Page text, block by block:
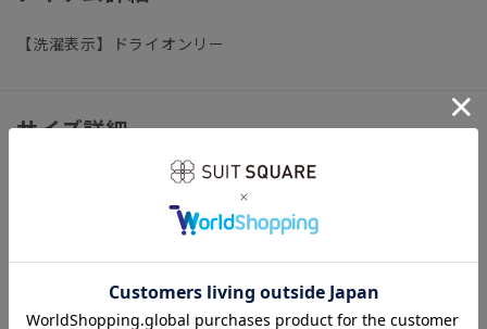
【洗濯表示】ドライオンリー
サイズ詳細
全長145.0cm 大剣幅8.0cm
※商品の仕上がりサイズ（出来上がり寸法）は上記のサイズ表
をご覧下さい。
※同サイズまたは同一商品でも、生産の過程で個体差や着用感
の違いが生じる場合がございます。